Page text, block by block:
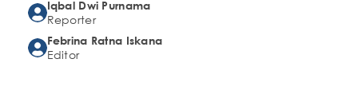
Iqbal Dwi Purnama
Reporter
Febrina Ratna Iskana
Editor